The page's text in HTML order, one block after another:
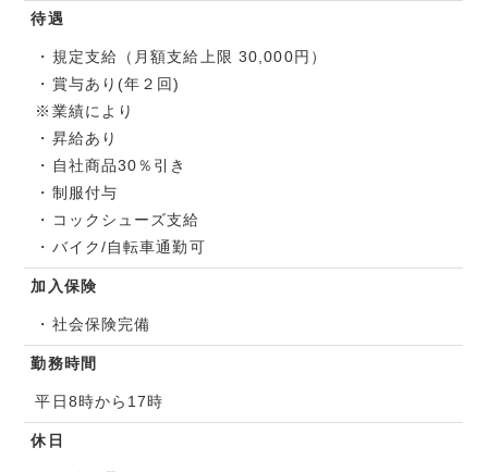
待遇
・規定支給（月額支給上限 30,000円）
・賞与あり(年２回)
※業績により
・昇給あり
・自社商品30％引き
・制服付与
・コックシューズ支給
・バイク/自転車通勤可
加入保険
・社会保険完備
勤務時間
平日8時から17時
休日